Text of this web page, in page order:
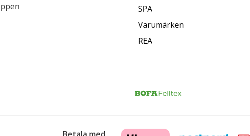
SPA
Varumärken
REA